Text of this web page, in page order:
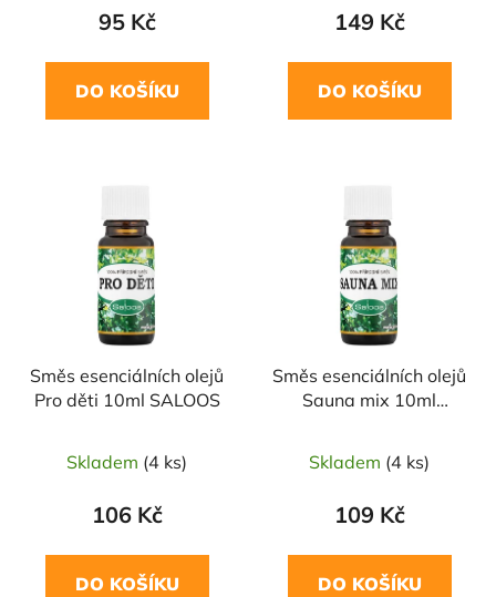
95 Kč
DO KOŠÍKU
149 Kč
DO KOŠÍKU
Směs esenciálních olejů
Pro děti 10ml SALOOS
Skladem (4 ks)
106 Kč
DO KOŠÍKU
Směs esenciálních olejů
Sauna mix 10ml
Skladem (4 ks)
109 Kč
DO KOŠÍKU